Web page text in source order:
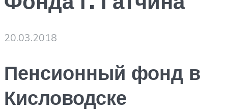
20.03.2018
Пенсионный фонд в
Кисловодске